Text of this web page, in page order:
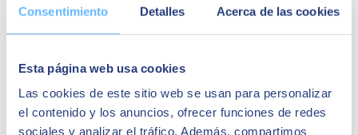
Consentimiento Detalles Acerca de las cookies
Esta página web usa cookies
Las cookies de este sitio web se usan para personalizar
el contenido y los anuncios, ofrecer funciones de redes
sociales y analizar el tráfico. Además, compartimos
el proceso está teniendo resultados positivos.
para hacer un seguimiento del estado del proyecto.
Evaluación : En caso de no conseguir los objetivos,
detectaremos los problemas y buscaremos soluciones.